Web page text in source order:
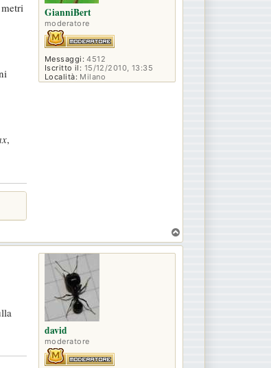
GianniBert
moderatore
Messaggi: 4512
Iscritto il: 15/12/2010, 13:35
Località: Milano
,
o
david
moderatore